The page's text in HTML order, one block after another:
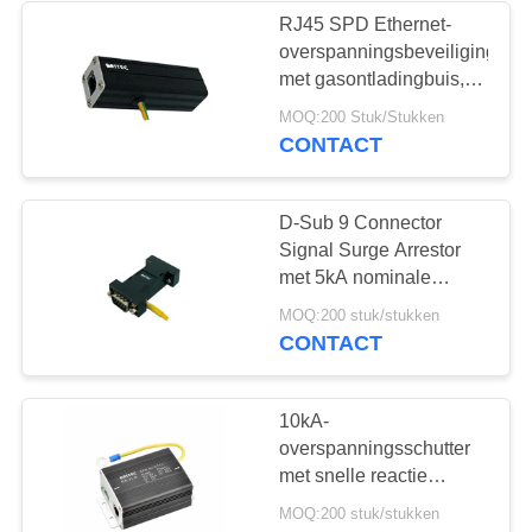
Het Apparaat van
67
gelijkstroom-het
apparaat van de
RJ45 SPD Ethernet-
overspanningsbeveiliging
met gasontladingbuis,
1,5 kA nominale
ontlaadstroom en 30
MOQ:200 Stuk/Stukken
CONTACT
D-Sub 9 Connector
Signal Surge Arrestor
met 5kA nominale
ontladingsstroom en IEC
61643-21 conformiteit
MOQ:200 stuk/stukken
CONTACT
10kA-
overspanningsschutter
met snelle reactie
Meervoudige
MOQ:200 stuk/stukken